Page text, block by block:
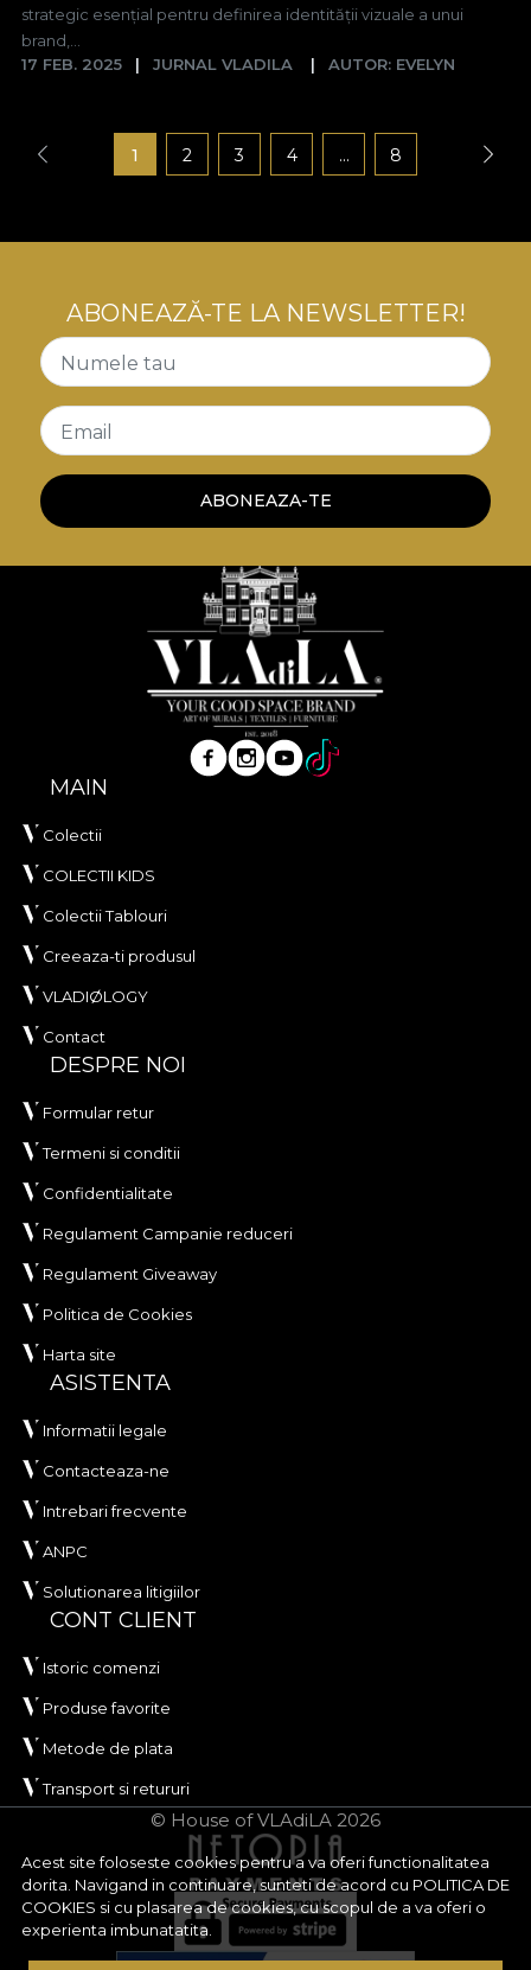
strategic esențial pentru definirea identității vizuale a unui
brand,...
17 FEB. 2025
JURNAL VLADILA AUTOR: EVELYN
1 2 3 4 ... 8
Acest site foloseste cookies pentru a va oferi functionalitatea
dorita. Navigand in continuare, sunteti de acord cu POLITICA DE
COOKIES si cu plasarea de cookies, cu scopul de a va oferi o
experienta imbunatatita.
ABONEAZĂ-TE LA NEWSLETTER!
Numele tau
Email
ABONEAZA-TE
MAIN
Colectii
COLECTII KIDS
Colectii Tablouri
Creeaza-ti produsul
VLADIØLOGY
Contact
DESPRE NOI
Formular retur
Termeni si conditii
Confidentialitate
Regulament Campanie reduceri
Regulament Giveaway
Politica de Cookies
Harta site
ASISTENTA
Informatii legale
Contacteaza-ne
Intrebari frecvente
ANPC
Solutionarea litigiilor
CONT CLIENT
Istoric comenzi
Produse favorite
Metode de plata
Transport si retururi
© House of VLAdiLA 2026